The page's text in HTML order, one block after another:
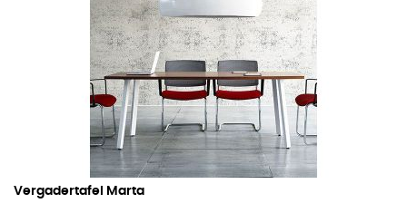
Vergadertafel Marta